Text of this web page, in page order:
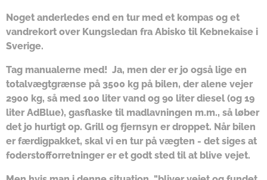
Noget anderledes end en tur med et kompas og et
vandrekort over Kungsledan fra Abisko til Kebnekaise i
Sverige.
Tag manualerne med! Ja, men der er jo også lige en
totalvægtgrænse på 3500 kg på bilen, der alene vejer
2900 kg, så med 100 liter vand og 90 liter diesel (og 19
liter AdBlue), gasflaske til madlavningen m.m., så løber
det jo hurtigt op. Grill og fjernsyn er droppet. Når bilen
er færdigpakket, skal vi en tur på vægten - det siges at
foderstofforretninger er et godt sted til at blive vejet.